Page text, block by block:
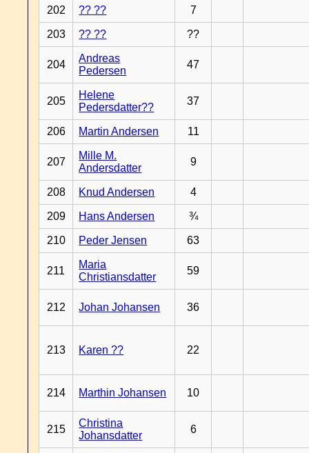
202 ?? ?? 7
203 ?? ?? ??
204
Andreas
Pedersen
47
205
Helene
Pedersdatter??
37
206 Martin Andersen 11
207
Mille M.
Andersdatter
9
208 Knud Andersen 4
209 Hans Andersen ¾
210 Peder Jensen 63
211
Maria
Christiansdatter
59
212 Johan Johansen 36
213 Karen ?? 22
214 Marthin Johansen 10
215
Christina
Johansdatter
6